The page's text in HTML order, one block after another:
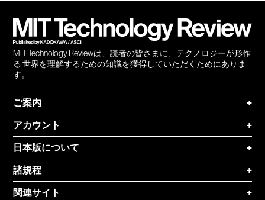
MIT Technology Reviewは、読者の皆さまに、テクノロジーが形作
る 世界を理解するための知識を獲得していただくためにありま
す。
ご案内
+
アカウント
+
日本版について
+
諸規程
+
関連サイト
+